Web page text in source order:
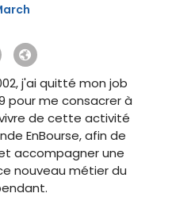
j'ai quitté mon job
pour me consacrer à
de cette activité
EnBourse, afin de
accompagner une
nouveau métier du